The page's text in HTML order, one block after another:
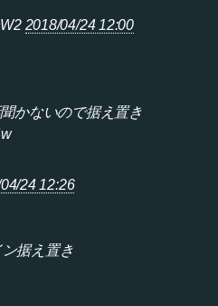
2018/04/24 12:00
かないので据え置き
24 12:26
据え置き